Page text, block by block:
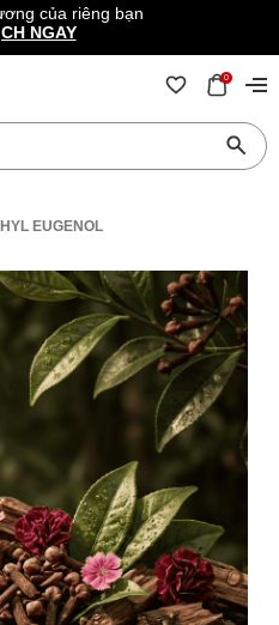
của riêng bạn
NGAY
0
EUGENOL